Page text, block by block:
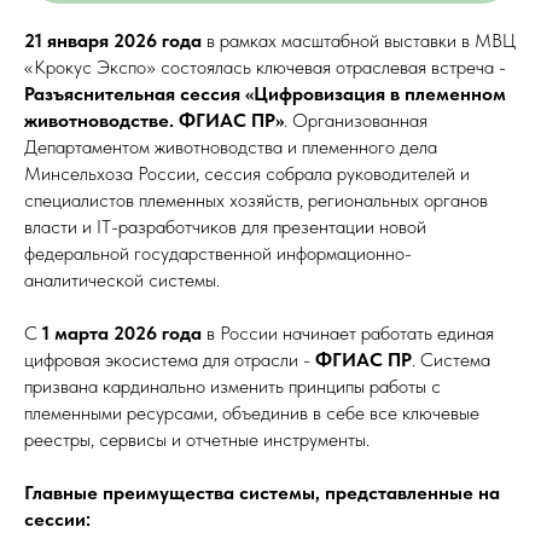
21 января 2026 года в рамках масштабной выставки в МВЦ
«Крокус Экспо» состоялась ключевая отраслевая встреча -
Разъяснительная сессия «Цифровизация в племенном
животноводстве. ФГИАС ПР». Организованная
Департаментом животноводства и племенного дела
Минсельхоза России, сессия собрала руководителей и
специалистов племенных хозяйств, региональных органов
власти и IT-разработчиков для презентации новой
федеральной государственной информационно-
аналитической системы.
С 1 марта 2026 года в России начинает работать единая
цифровая экосистема для отрасли - ФГИАС ПР. Система
призвана кардинально изменить принципы работы с
племенными ресурсами, объединив в себе все ключевые
реестры, сервисы и отчетные инструменты.
Главные преимущества системы, представленные на
сессии: